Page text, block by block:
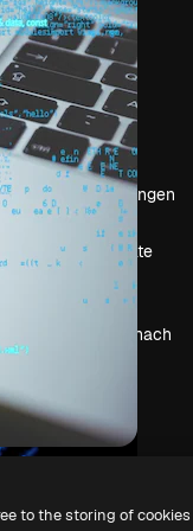
Preise
Über uns
Reviews
Karriere
Suchtrends
Blog
Veranstaltungen
Deine Inhalte
verkaufen
Pressesaal
Suchst du nach
to the storing of